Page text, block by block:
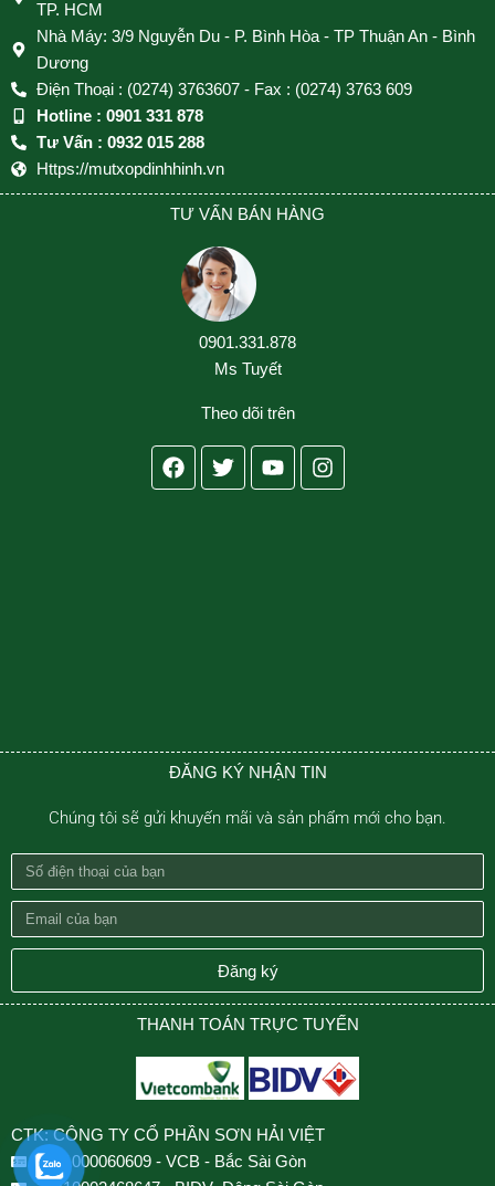
TP. HCM
Nhà Máy: 3/9 Nguyễn Du - P. Bình Hòa - TP Thuận An - Bình
Dương
Điện Thoại : (0274) 3763607 - Fax : (0274) 3763 609
Hotline : 0901 331 878
Tư Vấn : 0932 015 288
Https://mutxopdinhhinh.vn
TƯ VẤN BÁN HÀNG
0901.331.878
Ms Tuyết
Theo dõi trên
Facebook
TwitterYoutubeInstagram
ĐĂNG KÝ NHẬN TIN
Chúng tôi sẽ gửi khuyến mãi và sản phẩm mới cho bạn.
Số
điện
thoại
của
Email
của
Đăng ký
THANH TOÁN TRỰC TUYẾN
CTK: CÔNG TY CỔ PHẦN SƠN HẢI VIỆT
0501000060609 - VCB - Bắc Sài Gòn